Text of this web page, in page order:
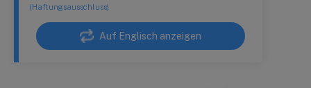
(Haftungsausschluss)
Auf Englisch anzeigen